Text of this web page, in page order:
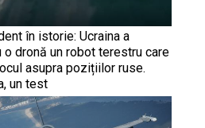
Ucraina? Un lot nou de
vehicule blindate BMPT
„Terminator” trimis la
sacrificiu în faţa dronelor
(VIDEO)
Două avioane An-26 și
radare de coastă ale
trupelor ruse distruse de
în istorie: Ucraina a
o dronă un robot terestru care
asupra pozițiilor ruse.
un test